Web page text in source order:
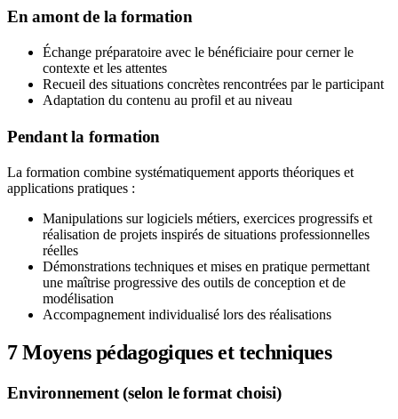
En amont de la formation
Échange préparatoire avec le bénéficiaire pour cerner le
contexte et les attentes
Recueil des situations concrètes rencontrées par le participant
Adaptation du contenu au profil et au niveau
Pendant la formation
La formation combine systématiquement apports théoriques et
applications pratiques :
Manipulations sur logiciels métiers, exercices progressifs et
réalisation de projets inspirés de situations professionnelles
réelles
Démonstrations techniques et mises en pratique permettant
une maîtrise progressive des outils de conception et de
modélisation
Accompagnement individualisé lors des réalisations
7Moyens pédagogiques et techniques
Environnement (selon le format choisi)